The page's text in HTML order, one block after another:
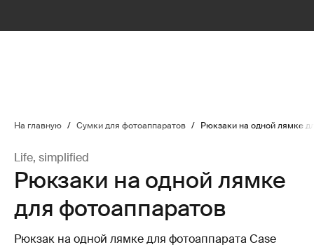
На главную / Сумки для фотоаппаратов / Рюкзаки на одной лямке
Life, simplified
Рюкзаки на одной лямке
для фотоаппаратов
Рюкзак на одной лямке для фотоаппарата Case